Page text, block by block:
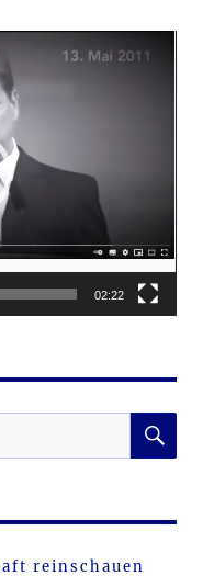
02:22
reinschauen